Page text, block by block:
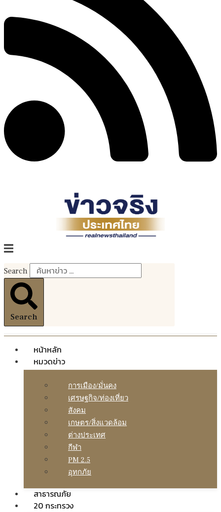
Search
Search
หน้าหลัก
หมวดข่าว
การเมือง/มั่นคง
เศรษฐกิจ/ท่องเที่ยว
สังคม
เกษตร/สิ่งแวดล้อม
ต่างประเทศ
กีฬา
PM 2.5
อุทกภัย
สาธารณภัย
20 กระทรวง